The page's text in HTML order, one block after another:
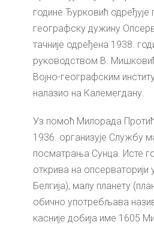
године Ђурковић одређује
географску дужину
тачније одређена 1938.
руководством В.
Војно-географским
налазио на Калемегдану.
Уз помоћ Милорада
1936. организује Службу
посматрања Сунца. Исте
открива на опсерваторији
Белгија), малу планету
обично употребљава
касније добија име 1605